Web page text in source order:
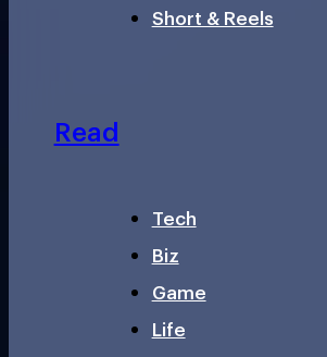
Short & Reels
Read
Tech
Biz
Game
Life